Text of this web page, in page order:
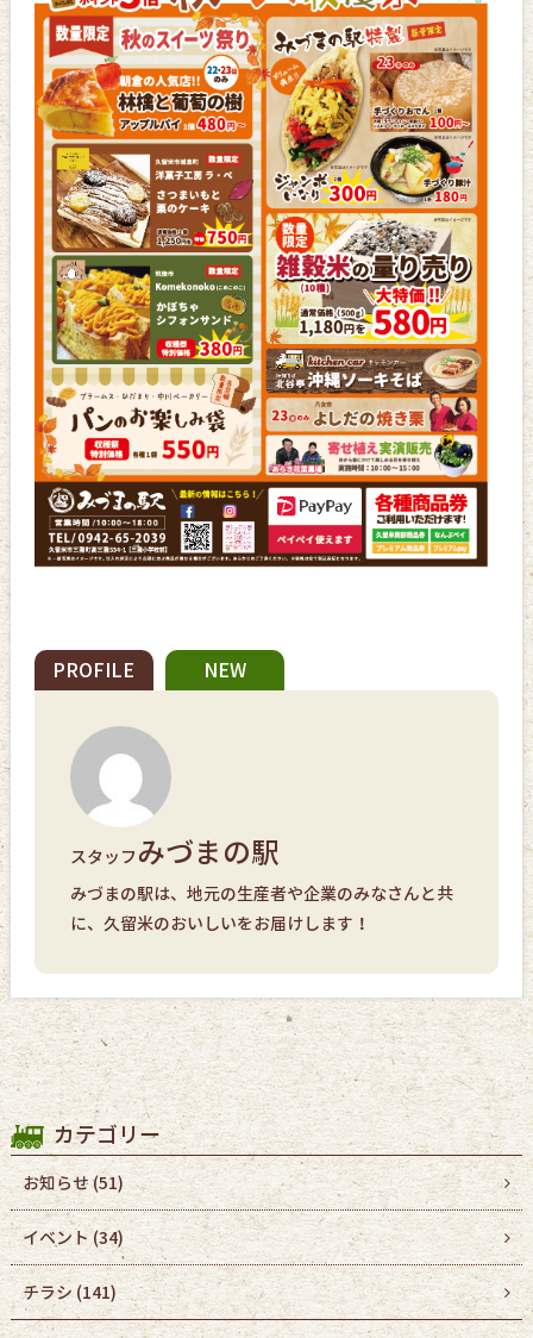
PROFILE NEW
スタッフみづまの駅
みづまの駅は、地元の生産者や企業のみなさんと共
に、久留米のおいしいをお届けします！
カテゴリー
お知らせ (51)
イベント (34)
チラシ (141)